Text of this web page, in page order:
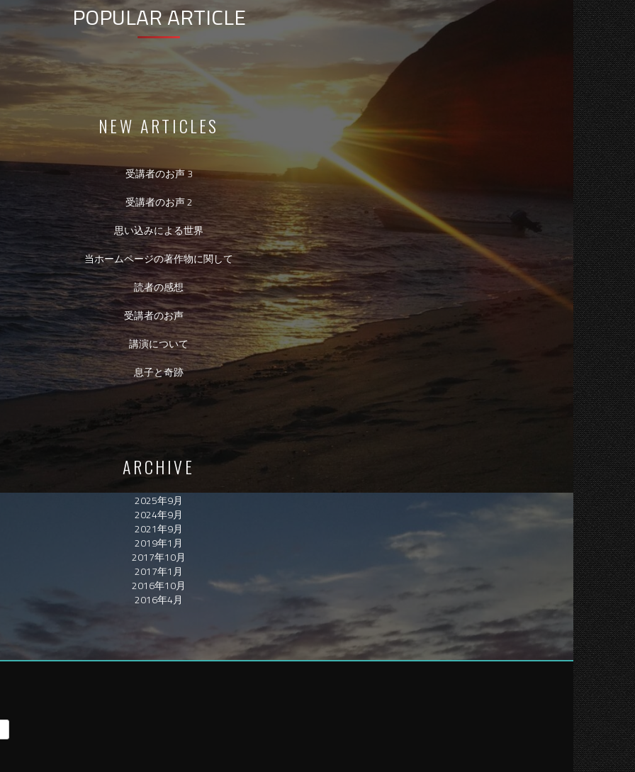
POPULAR ARTICLE
NEW ARTICLES
受講者のお声 3
受講者のお声 2
思い込みによる世界
当ホームページの著作物に関して
読者の感想
受講者のお声
講演について
息子と奇跡
ARCHIVE
2025年9月
2024年9月
2021年9月
2019年1月
2017年10月
2017年1月
2016年10月
2016年4月